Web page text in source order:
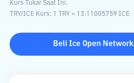
Kurs Tukar Saat Ini.
TRY/ICE Kurs: 1 TRY = 13.11005759 ICE
Beli Ice Open Network